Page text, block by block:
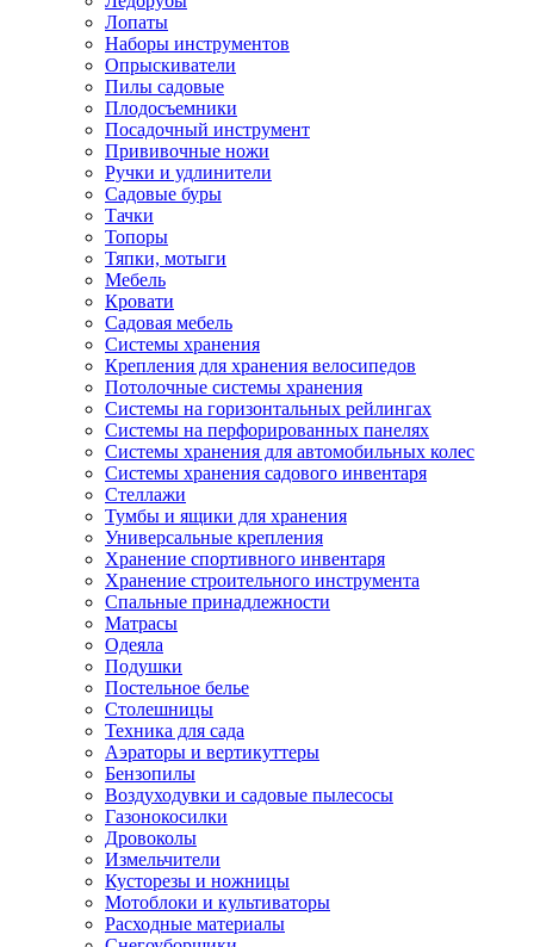
Лопаты
Наборы инструментов
Опрыскиватели
Пилы садовые
Плодосъемники
Посадочный инструмент
Прививочные ножи
Ручки и удлинители
Садовые буры
Тачки
Топоры
Тяпки, мотыги
Мебель
Кровати
Садовая мебель
Системы хранения
Крепления для хранения велосипедов
Потолочные системы хранения
Системы на горизонтальных рейлингах
Системы на перфорированных панелях
Системы хранения для автомобильных колес
Системы хранения садового инвентаря
Стеллажи
Тумбы и ящики для хранения
Универсальные крепления
Хранение спортивного инвентаря
Хранение строительного инструмента
Спальные принадлежности
Матрасы
Одеяла
Подушки
Постельное белье
Столешницы
Техника для сада
Аэраторы и вертикуттеры
Бензопилы
Воздуходувки и садовые пылесосы
Газонокосилки
Дровоколы
Измельчители
Кусторезы и ножницы
Мотоблоки и культиваторы
Расходные материалы